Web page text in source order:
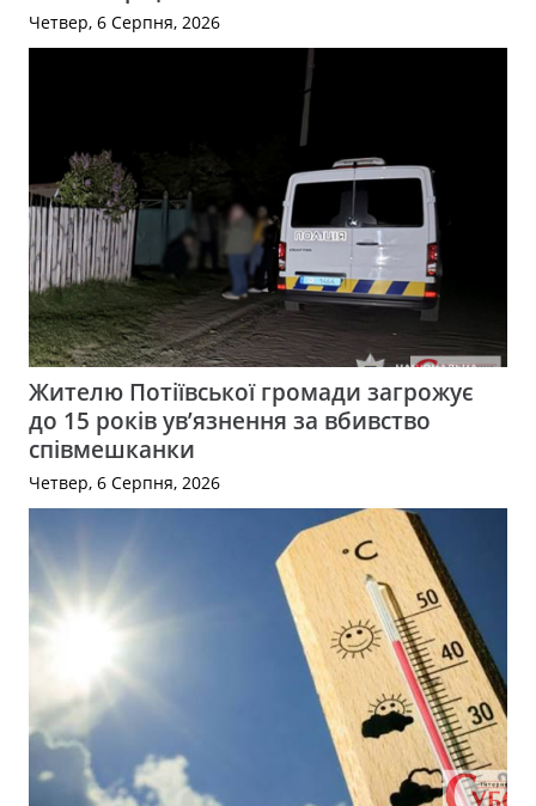
Четвер, 6 Серпня, 2026
Жителю Потіївської громади загрожує
до 15 років ув’язнення за вбивство
співмешканки
Четвер, 6 Серпня, 2026